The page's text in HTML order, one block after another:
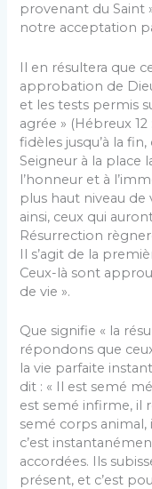
provenant du Saint
notre acceptation
Il en résultera que
approbation de
et les tests permis
agrée » (Hébreux
fidèles jusqu’à la
Seigneur à la place
l’honneur et à
plus haut niveau de
ainsi, ceux qui
Résurrection
Il s’agit de la
Ceux-là sont
de vie ».
Que signifie « la
répondons que
la vie parfaite
dit : « Il est semé
est semé infirme, il
semé corps animal,
c’est
accordées. Ils
présent, et c’est